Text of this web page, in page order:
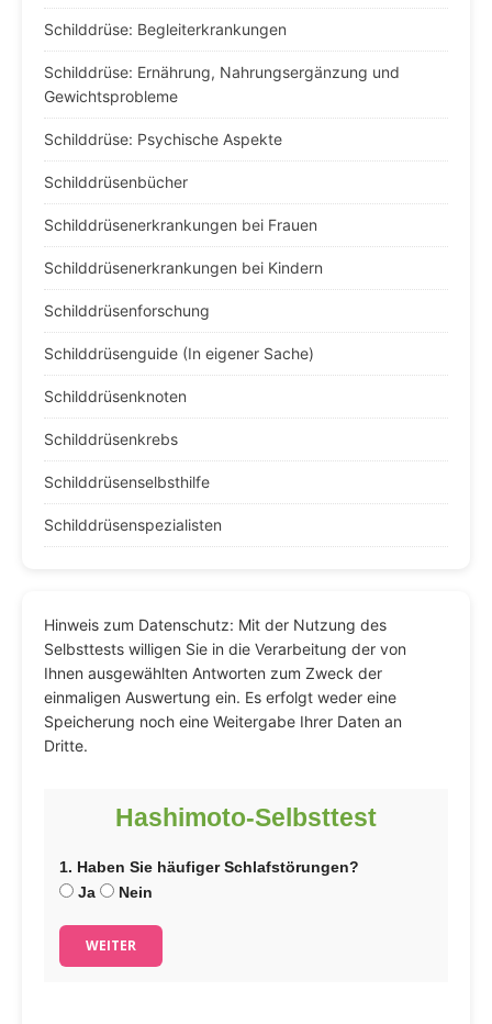
Schilddrüse: Begleiterkrankungen
Schilddrüse: Ernährung, Nahrungsergänzung und
Gewichtsprobleme
Schilddrüse: Psychische Aspekte
Schilddrüsenbücher
Schilddrüsenerkrankungen bei Frauen
Schilddrüsenerkrankungen bei Kindern
Schilddrüsenforschung
Schilddrüsenguide (In eigener Sache)
Schilddrüsenknoten
Schilddrüsenkrebs
Schilddrüsenselbsthilfe
Schilddrüsenspezialisten
Hinweis zum Datenschutz: Mit der Nutzung des
Selbsttests willigen Sie in die Verarbeitung der von
Ihnen ausgewählten Antworten zum Zweck der
einmaligen Auswertung ein. Es erfolgt weder eine
Speicherung noch eine Weitergabe Ihrer Daten an
Dritte.
Hashimoto-Selbsttest
1. Haben Sie häufiger Schlafstörungen?
Ja
Nein
WEITER